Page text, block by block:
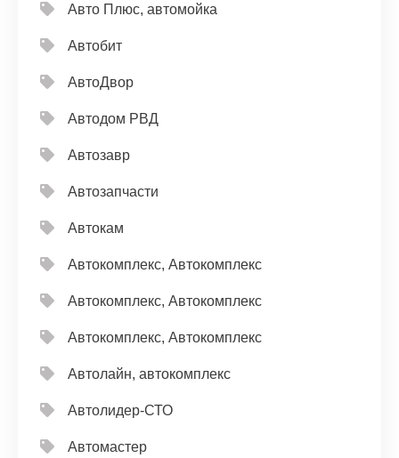
Авто Плюс, автомойка
Автобит
АвтоДвор
Автодом РВД
Автозавр
Автозапчасти
Автокам
Автокомплекс, Автокомплекс
Автокомплекс, Автокомплекс
Автокомплекс, Автокомплекс
Автолайн, автокомплекс
Автолидер-СТО
Автомастер